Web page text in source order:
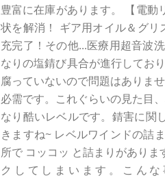
豊富に在庫があります。 【電動
状を解消！ ギア用オイル＆グ
充完了！その他...医療用超音波
なりの塩錆び具合が進行してお
腐っていないので問題はありま
必需です。これぐらいの見た目
なり酷いレベルです。錆害に関
きますね~ レベルワインドの詰
所で コッコッ と詰まりがあり
クしてしまいます。こん